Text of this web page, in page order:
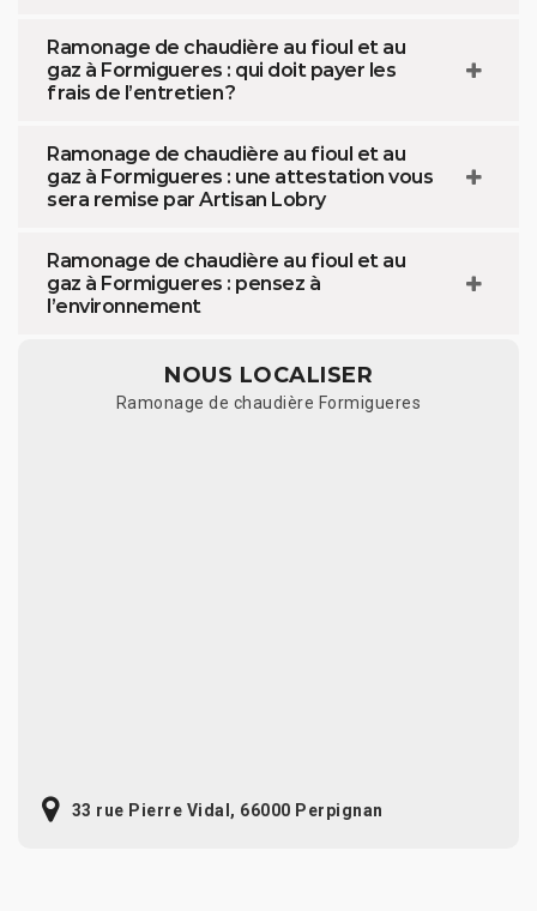
Ramonage de chaudière au fioul et au
gaz à Formigueres : qui doit payer les
frais de l’entretien ?
Ramonage de chaudière au fioul et au
gaz à Formigueres : une attestation vous
sera remise par Artisan Lobry
Ramonage de chaudière au fioul et au
gaz à Formigueres : pensez à
l’environnement
NOUS LOCALISER
Ramonage de chaudière Formigueres
33 rue Pierre Vidal, 66000 Perpignan